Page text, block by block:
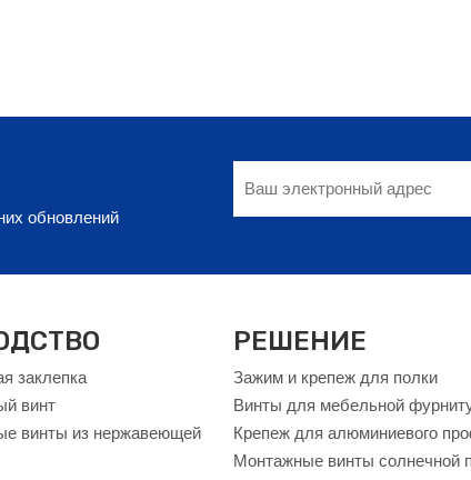
обновлений
заклепка
винт
винты из нержавеющей
РЕШЕНИЕ
Зажим и крепеж для полки
Винты для мебельной
Крепеж для алюминиевого
Монтажные винты солнечной